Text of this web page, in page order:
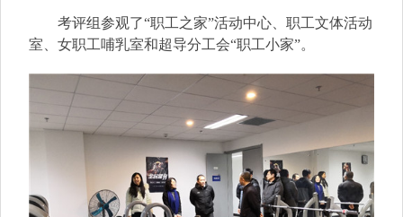
考评组参观了“职工之家”活动中心、职工文体活动
室、女职工哺乳室和超导分工会“职工小家”。